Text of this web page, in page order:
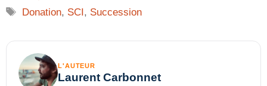
Étiquettes
Donation, SCI , Succession
L'AUTEUR
Laurent Carbonnet